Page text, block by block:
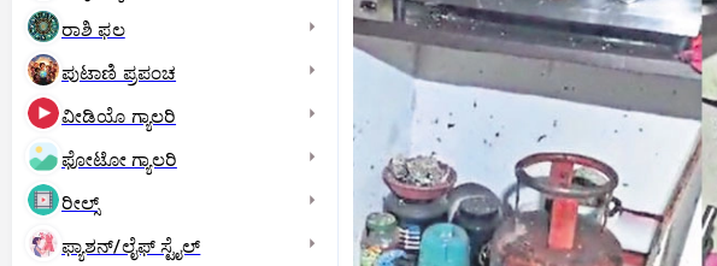
ರಾಶಿ ಫಲ
ಪುಟಾಣಿ ಪ್ರಪಂಚ
ವೀಡಿಯೊ ಗ್ಯಾಲರಿ
ಫೋಟೋ ಗ್ಯಾಲರಿ
ರೀಲ್ಸ್
ಫ್ಯಾಶನ್/ಲೈಫ್‌ ಸ್ಟೈಲ್